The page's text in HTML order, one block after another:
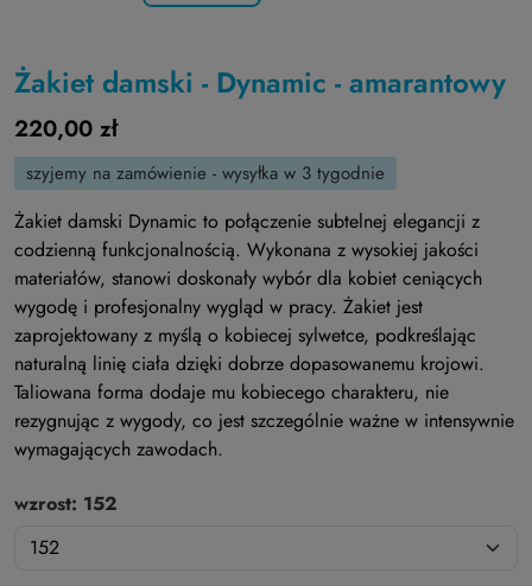
Żakiet damski - Dynamic - amarantowy
220,00 zł
szyjemy na zamówienie - wysyłka w 3 tygodnie
Żakiet damski Dynamic to połączenie subtelnej elegancji z
codzienną funkcjonalnością. Wykonana z wysokiej jakości
materiałów, stanowi doskonały wybór dla kobiet ceniących
wygodę i profesjonalny wygląd w pracy. Żakiet jest
zaprojektowany z myślą o kobiecej sylwetce, podkreślając
naturalną linię ciała dzięki dobrze dopasowanemu krojowi.
Taliowana forma dodaje mu kobiecego charakteru, nie
rezygnując z wygody, co jest szczególnie ważne w intensywnie
wymagających zawodach.
wzrost: 152